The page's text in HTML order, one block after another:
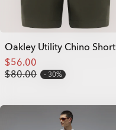
Oakley Utility Chino Short
$56.00
$80.00
30%